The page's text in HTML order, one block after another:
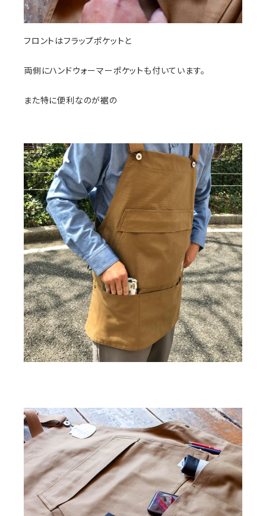
フロントはフラップポケットと
両側にハンドウォーマーポケットも付いています。
また特に便利なのが裾の